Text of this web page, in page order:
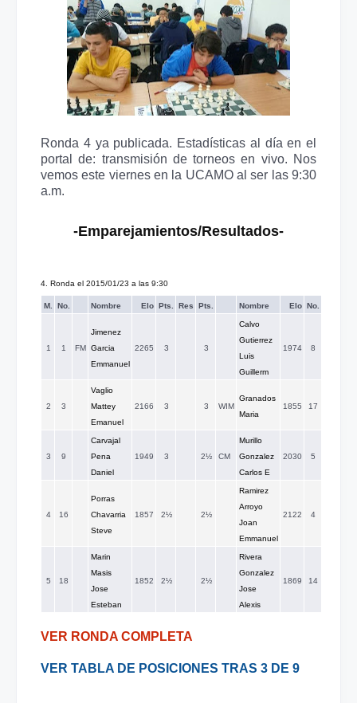
Ronda 4 ya publicada. Estadísticas al día en el
portal de: transmisión de torneos en vivo. Nos
vemos este viernes en la UCAMO al ser las 9:30
a.m.
-Emparejamientos/Resultados-
4. Ronda el 2015/01/23 a las 9:30
M. No. Nombre Elo Pts. Res Pts. Nombre Elo No.
1 1 FM
Jimenez
Garcia
Emmanuel
2265 3 3
Calvo
Gutierrez
Luis
Guillerm
1974 8
2 3
Vaglio
Mattey
Emanuel
2166 3 3 WIM
Granados
Maria
1855 17
3 9
Carvajal
Pena
Daniel
1949 3 2½ CM
Murillo
Gonzalez
Carlos E
2030 5
4 16
Porras
Chavarria
Steve
1857 2½ 2½
Ramirez
Arroyo
Joan
Emmanuel
2122 4
5 18
Marin
Masis
Jose
Esteban
1852 2½ 2½
Rivera
Gonzalez
Jose
Alexis
1869 14
VER RONDA COMPLETA
VER TABLA DE POSICIONES TRAS 3 DE 9